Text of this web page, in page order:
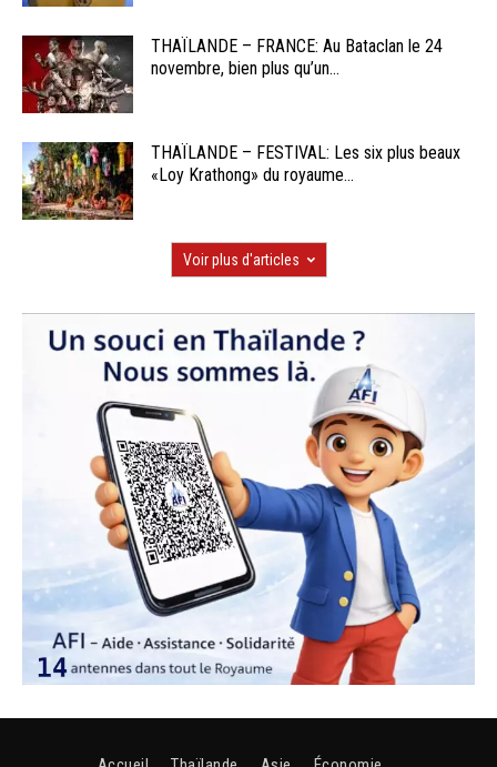
THAÏLANDE – FRANCE: Au Bataclan le 24
novembre, bien plus qu’un...
THAÏLANDE – FESTIVAL: Les six plus beaux
«Loy Krathong» du royaume...
Voir plus d'articles